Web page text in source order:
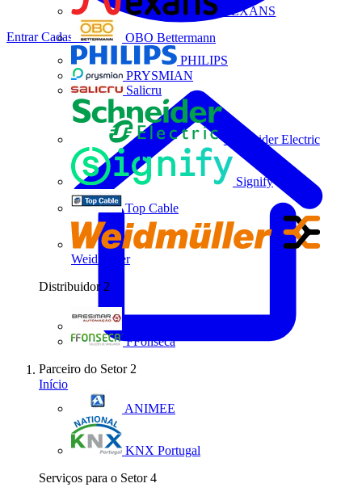
NEXANS
OBO Bettermann
PHILIPS
PRYSMIAN
Salicru
Schneider Electric
Signify
Top Cable
Weidmüller
Distribuidor 2
FFonseca
Parceiro do Setor 2
ANIMEE
KNX Portugal
Serviços para o Setor 4
EntrarCadastrar
Início